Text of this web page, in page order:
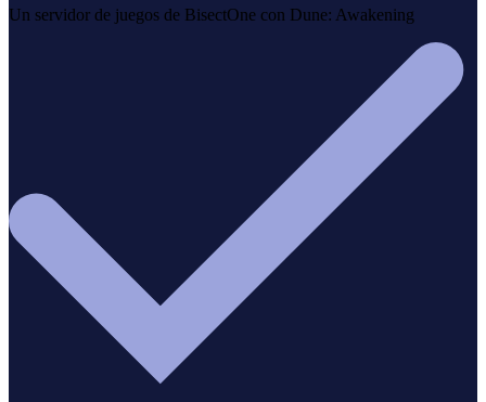
Un servidor de juegos de BisectOne con Dune: Awakening